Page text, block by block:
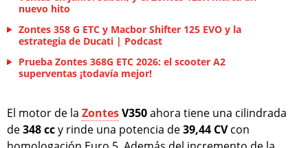
nuevo hito
Zontes 358 G ETC y Macbor Shifter 125 EVO y la
estrategia de Ducati | Podcast
Prueba Zontes 368G ETC 2026: el scooter A2
superventas ¡todavía mejor!
El motor de la ZontesV350ahora tiene una cilindrada
de348 ccy rinde una potencia de39,44 CVcon